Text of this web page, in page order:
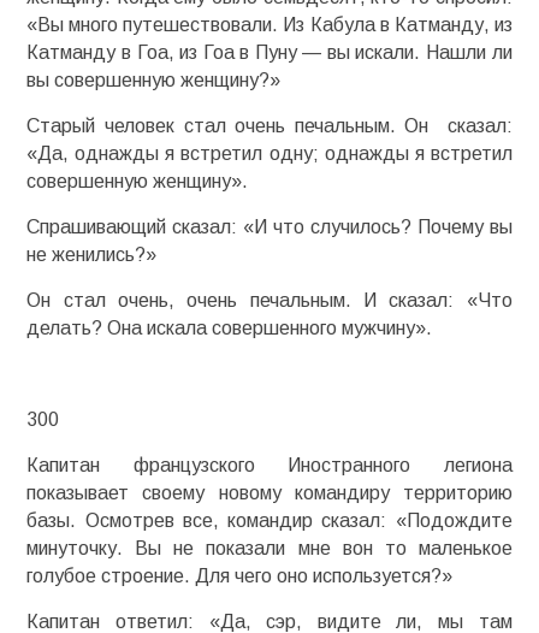
«Вы много путешествовали. Из Кабула в Катманду, из
Катманду в Гоа, из Гоа в Пуну — вы искали. Нашли ли
вы совершенную женщину?»
Старый человек стал очень печальным. Он сказал:
«Да, однажды я встретил одну; однажды я встретил
совершенную женщину».
Спрашивающий сказал: «И что случилось? Почему вы
не женились?»
Он стал очень, очень печальным. И сказал: «Что
делать? Она искала совершенного мужчину».
300
Капитан французского Иностранного легиона
показывает своему новому командиру территорию
базы. Осмотрев все, командир сказал: «Подождите
минуточку. Вы не показали мне вон то маленькое
голубое строение. Для чего оно используется?»
Капитан ответил: «Да, сэр, видите ли, мы там